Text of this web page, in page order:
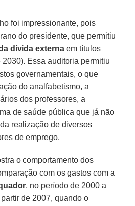
foi impressionante, pois
do presidente, que permitiu
dívida externa em títulos
Essa auditoria permitiu
governamentais, o que
do analfabetismo, a
dos professores, a
de saúde pública que já não
realização de diversos
de emprego.
o comportamento dos
com os gastos com a
, no período de 2000 a
de 2007, quando o